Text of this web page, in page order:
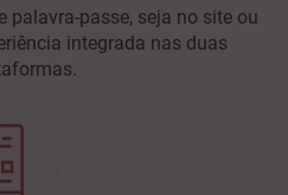
palavra-passe, seja no site ou
integrada nas duas